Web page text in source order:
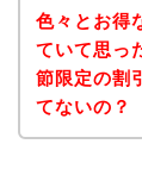
色々とお得
ていて思っ
節限定の割
てないの？